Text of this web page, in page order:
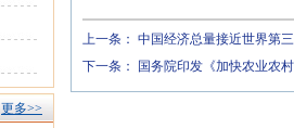
更多>>
上一条： 中国经济总量接近世界第
下一条：
国务院印发《加快农业农